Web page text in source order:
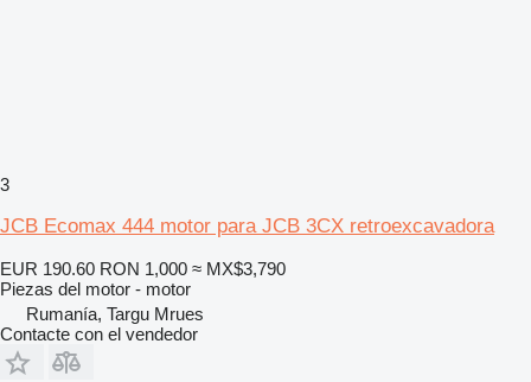
3
JCB Ecomax 444 motor para JCB 3CX retroexcavadora
EUR 190.60 RON 1,000 ≈ MX$3,790
Piezas del motor - motor
Rumanía, Targu Mrues
Contacte con el vendedor